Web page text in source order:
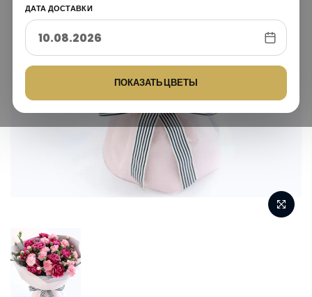
ДАТА ДОСТАВКИ
ПОКАЗАТЬ ЦВЕТЫ